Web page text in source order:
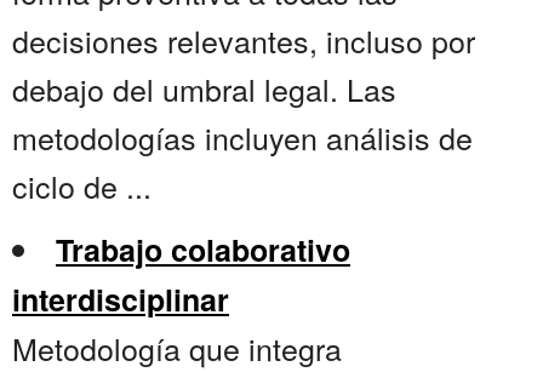
decisiones relevantes, incluso por
debajo del umbral legal. Las
metodologías incluyen análisis de
ciclo de ...
Trabajo colaborativo
interdisciplinar
Metodología que integra